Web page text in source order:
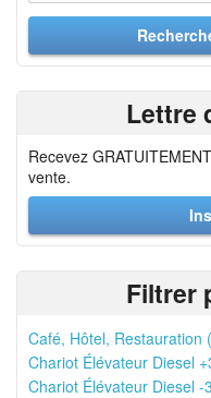
Lettre
Recevez
vente.
Filtrer
Café, Hôtel, Restauration
Chariot Élévateur Diesel
Chariot Élévateur Diesel -